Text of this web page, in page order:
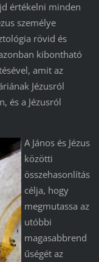
értékelni minden
személye
rövid és
kibontható
amit az
Jézusról
és a Jézusról
A János és Jézus
közötti
összehasonlítás
célja, hogy
megmutassa az
utóbbi
magasabbrend
űségét az